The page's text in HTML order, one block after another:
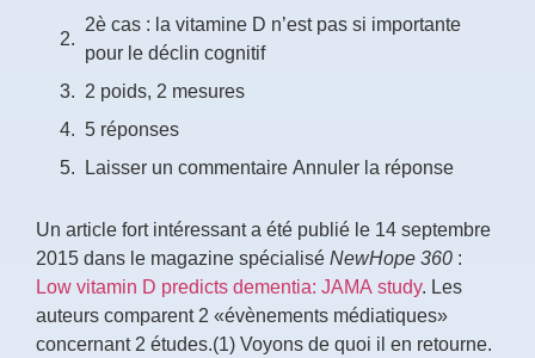
2è cas : la vitamine D n’est pas si importante
pour le déclin cognitif
2 poids, 2 mesures
5 réponses
Laisser un commentaire Annuler la réponse
Un article fort intéressant a été publié le 14 septembre
2015 dans le magazine spécialiséNewHope 360 :
Low vitamin D predicts dementia: JAMA study. Les
auteurs comparent 2 «évènements médiatiques»
concernant 2 études.(1) Voyons de quoi il en retourne.